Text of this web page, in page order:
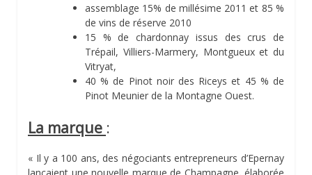
assemblage 15% de millésime 2011 et 85 %
de vins de réserve 2010
15 % de chardonnay issus des crus de
Trépail, Villiers-Marmery, Montgueux et du
Vitryat,
40 % de Pinot noir des Riceys et 45 % de
Pinot Meunier de la Montagne Ouest.
La marque :
« Il y a 100 ans, des négociants entrepreneurs d’Epernay